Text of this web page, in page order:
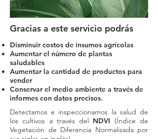
Gracias a este servicio podrás
Disminuir costos de insumos agrícolas
Aumentar el número de plantas
saludables
Aumentar la cantidad de productos para
vender
Conservar el medio ambiente a través de
informes con datos precisos.
Detectamos e inspeccionamos la salud de
los cultivos a través del NDVI (Índice de
Vegetación de Diferencia Normalizada por